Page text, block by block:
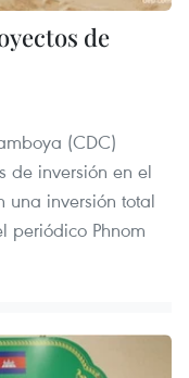
de
(CDC)
de inversión en el
una inversión total
periódico Phnom